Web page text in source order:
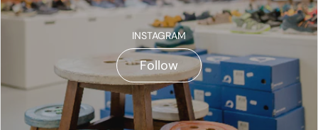
INSTAGRAM
Follow